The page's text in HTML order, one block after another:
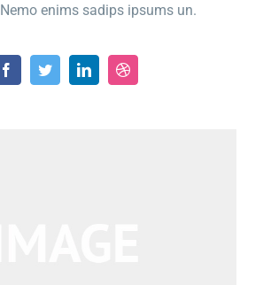
enims sadips ipsums un.